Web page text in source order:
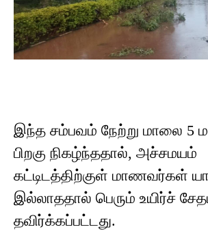
இந்த சம்பவம் நேற்று மாலை 5
பிறகு நிகழ்ந்ததால், அச்சமயம்
கட்டிடத்திற்குள் மாணவர்கள்
இல்லாததால் பெரும் உயிர்ச்
தவிர்க்கப்பட்டது.